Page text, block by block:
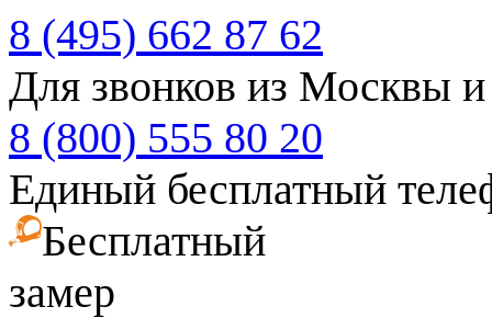
8 (495) 662 87 62
Для звонков из Москвы
8 (800) 555 80 20
Единый бесплатный
Бесплатный
замер